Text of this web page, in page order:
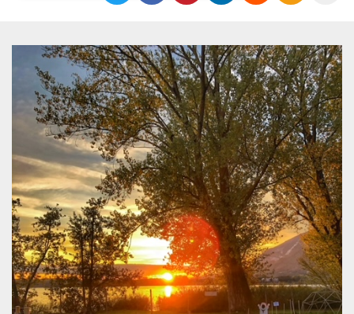
I cookie strettamente necessari o tecnici sono
indispensabili al funzionamento del sito. I
servizi qui presenti non potranno funzionare
senza.
Nome
Provider /
Dominio
Scadenza Descrizione
cf_clearance
Cloudflare,
Inc.
.oooh.events
1 anno
Clearance
Cookie from
CloudFlare
stores the proof
of challenge
passed. It is
used to no
longer issue a
captcha or
jschallenge
challenge if
present. It is
required to
reach origin
server.